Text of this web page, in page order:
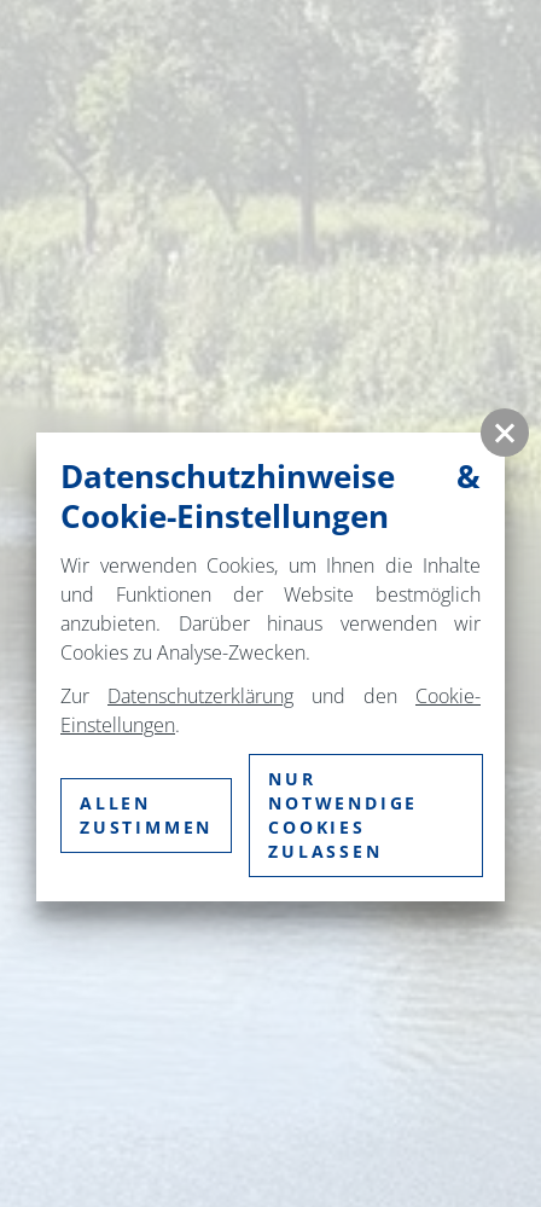
Datenschutzhinweise &
Cookie-Einstellungen
Wir verwenden Cookies, um Ihnen die Inhalte
und Funktionen der Website bestmöglich
anzubieten. Darüber hinaus verwenden wir
Cookies zu Analyse-Zwecken.
Zur Datenschutzerklärung und den Cookie-
Einstellungen.
ALLEN
ZUSTIMMEN
NUR
NOTWENDIGE
COOKIES
ZULASSEN